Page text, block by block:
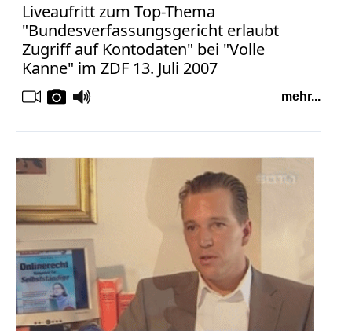
Liveaufritt zum Top-Thema
"Bundesverfassungsgericht erlaubt
Zugriff auf Kontodaten" bei "Volle
Kanne" im ZDF 13. Juli 2007
mehr...